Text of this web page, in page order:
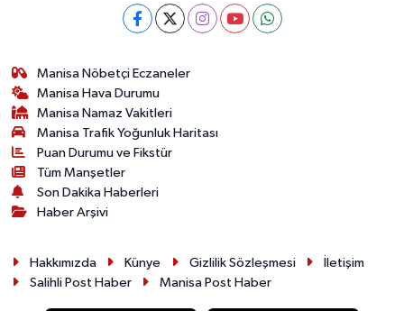
Manisa Nöbetçi Eczaneler
Manisa Hava Durumu
Manisa Namaz Vakitleri
Manisa Trafik Yoğunluk Haritası
Puan Durumu ve Fikstür
Tüm Manşetler
Son Dakika Haberleri
Haber Arşivi
Hakkımızda Künye Gizlilik Sözleşmesi
İletişim
Salihli Post Haber
Manisa Post Haber